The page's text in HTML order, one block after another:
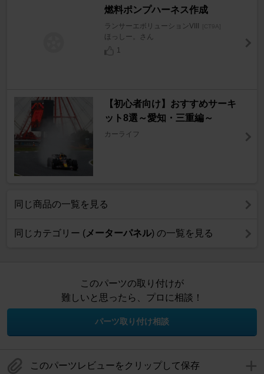
燃料ポンプハーネス作成
ランサーエボリューションVIII [CT9A]
ほっしー。さん
1
【初心者向け】おすすめサーキ
ット8選～愛知・三重編～
カーライフ
同じ商品の一覧を見る
同じカテゴリー (メーターパネル) の一覧を見る
このパーツの取り付けが
難しいと思ったら、プロに相談！
パーツ取り付け相談
このパーツレビューをクリップして保存